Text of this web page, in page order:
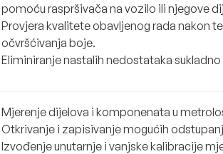
pomoću raspršivača na vozilo ili njegove
Provjera kvalitete obavljenog rada nakon
očvršćivanja boje.
Eliminiranje nastalih nedostataka
Mjerenje dijelova i komponenata u
Otkrivanje i zapisivanje mogućih
Izvođenje unutarnje i vanjske kalibracije